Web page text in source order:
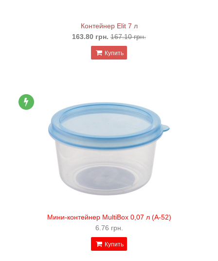
Контейнер Elit 7 л
163.80 грн. 167.10 грн.
Купить
Мини-контейнер MultiBox 0,07 л (А-52)
6.76 грн.
Купить